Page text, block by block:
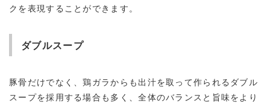
クを表現することができます。
ダブルスープ
豚骨だけでなく、鶏ガラからも出汁を取って作られるダブル
スープを採用する場合も多く、全体のバランスと旨味をより